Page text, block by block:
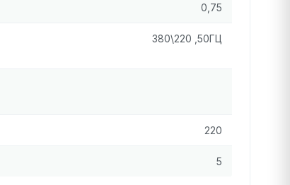
0,75
380\220 ,50ГЦ
220
5